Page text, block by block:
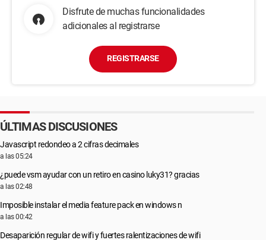
Disfrute de muchas funcionalidades
adicionales al registrarse
REGISTRARSE
ÚLTIMAS DISCUSIONES
Javascript redondeo a 2 cifras decimales
a las 05:24
¿puede vsm ayudar con un retiro en casino luky31? gracias
a las 02:48
Imposible instalar el media feature pack en windows n
a las 00:42
Desaparición regular de wifi y fuertes ralentizaciones de wifi